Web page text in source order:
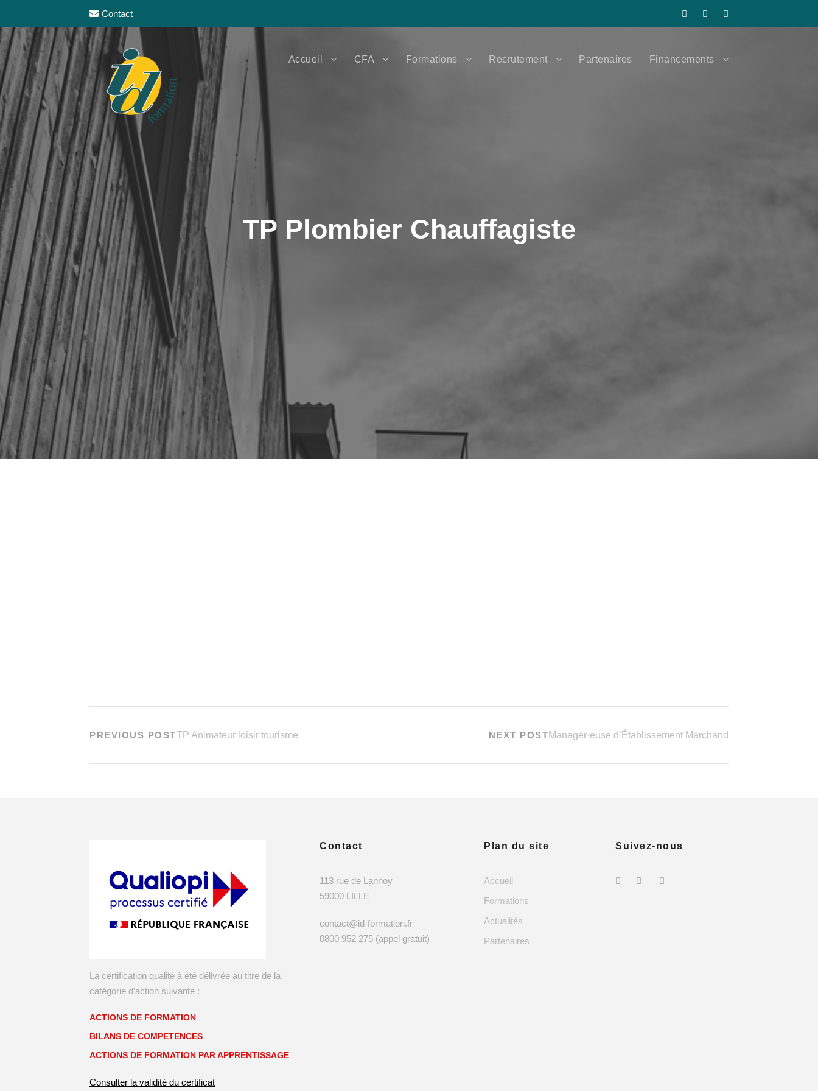
Contact
Accueil CFA Formations Recrutement Partenaires Financements
TP Plombier Chauffagiste
PREVIOUS POSTTP Animateur loisir tourisme NEXT POSTManager·euse d’Établissement Marchand
La certification qualité à été délivrée au titre de la
catégorie d’action suivante :
ACTIONS DE FORMATION
BILANS DE COMPETENCES
ACTIONS DE FORMATION PAR APPRENTISSAGE
Consulter la validité du certificat
Contact
113 rue de Lannoy
59000 LILLE
contact@id-formation.fr
0800 952 275 (appel gratuit)
Plan du site
Accueil
Formations
Actualités
Partenaires
Suivez-nous